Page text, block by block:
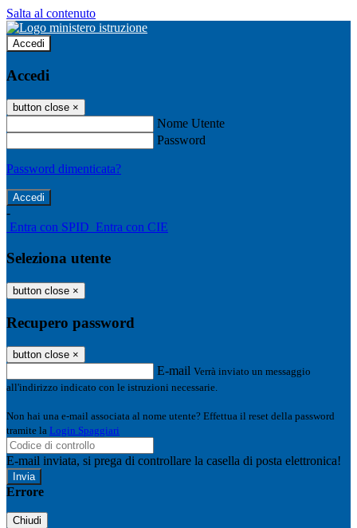
Salta al contenuto
Accedi
Accedi
button close ×
Nome Utente
Password
Password dimenticata?
-
Entra con SPID Entra con CIE
Seleziona utente
button close ×
Recupero password
button close ×
E-mail Verrà inviato un messaggio
all'indirizzo indicato con le istruzioni necessarie.
Non hai una e-mail associata al nome utente? Effettua il reset della password
tramite la Login Spaggiari
E-mail inviata, si prega di controllare la casella di posta elettronica!
Errore
Chiudi